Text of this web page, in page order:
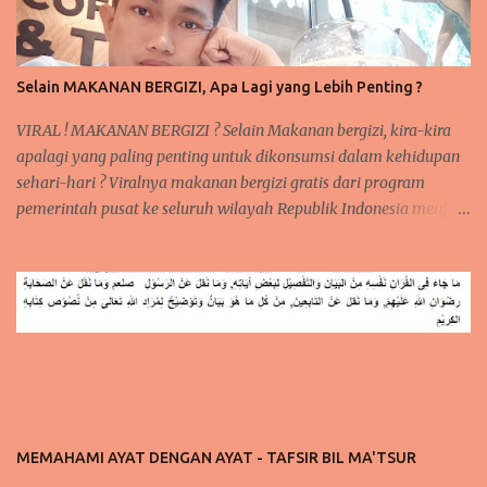
Selain MAKANAN BERGIZI, Apa Lagi yang Lebih Penting ?
VIRAL ! MAKANAN BERGIZI ? Selain Makanan bergizi, kira-kira
apalagi yang paling penting untuk dikonsumsi dalam kehidupan
sehari-hari ? Viralnya makanan bergizi gratis dari program
pemerintah pusat ke seluruh wilayah Republik Indonesia menjadi
warga. meski hingga saat ini, masih ada beberapa sekolah yang
belum menerima MAKANAN BERGIZI GRATIS tersebut tetapi
MEMAHAMI AYAT DENGAN AYAT - TAFSIR BIL MA'TSUR